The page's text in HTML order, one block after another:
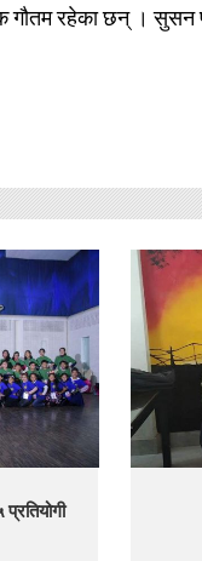
रहेका छन् । सुसन